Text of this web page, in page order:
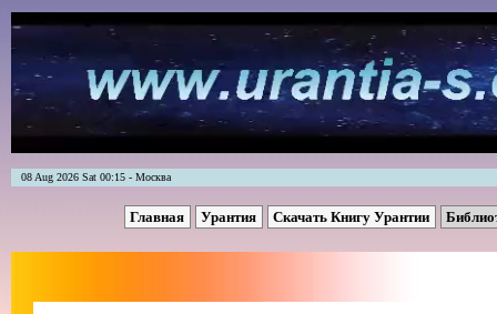
08 Aug 2026 Sat 00:15 - Москва
Главная Урантия Скачать Книгу Урантии